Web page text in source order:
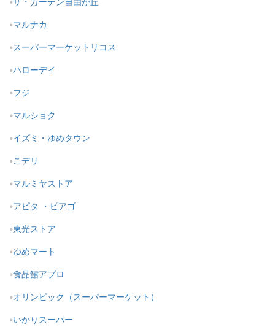
マルナカ
スーパーマーケットリコス
ハローデイ
フジ
マルショク
イズミ・ゆめタウン
こデリ
マルミヤストア
アピタ ・ピアゴ
東光ストア
ゆめマート
食品館アプロ
オリンピック（スーパーマーケット）
いかりスーパー